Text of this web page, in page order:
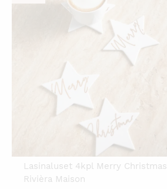
Lasinaluset 4kpl Merry Christmas
Rivièra Maison